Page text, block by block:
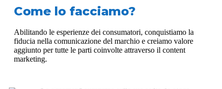
Come lo facciamo?
Abilitando le esperienze dei consumatori, conquistiamo la
fiducia nella comunicazione del marchio e creiamo valore
aggiunto per tutte le parti coinvolte attraverso il content
marketing.